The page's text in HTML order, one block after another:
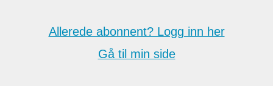
Allerede abonnent? Logg inn her
Gå til min side